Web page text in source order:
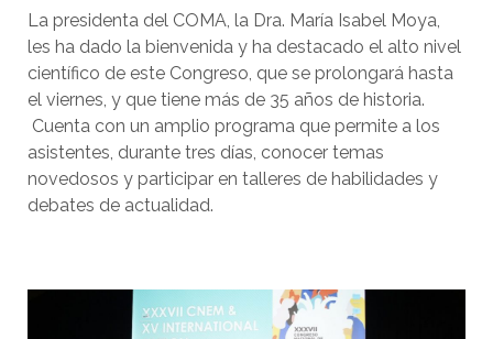
La presidenta del COMA, la Dra. María Isabel Moya,
les ha dado la bienvenida y ha destacado el alto nivel
científico de este Congreso, que se prolongará hasta
el viernes, y que tiene más de 35 años de historia.
Cuenta con un amplio programa que permite a los
asistentes, durante tres días, conocer temas
novedosos y participar en talleres de habilidades y
debates de actualidad.